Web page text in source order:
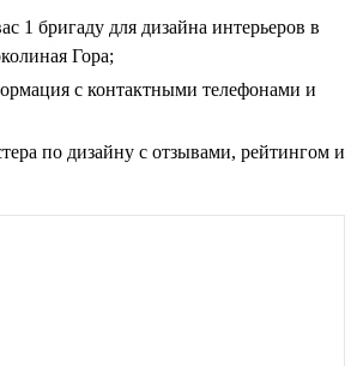
1 бригаду для дизайна интерьеров в
Гора;
с контактными телефонами и
по дизайну с отзывами, рейтингом и